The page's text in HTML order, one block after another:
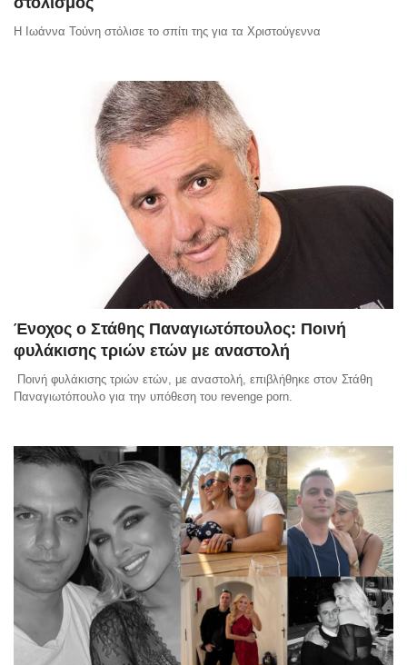
Η Ιωάννα Τούνη στόλισε το σπίτι της για τα Χριστούγεννα
Ένοχος ο Στάθης Παναγιωτόπουλος: Ποινή
φυλάκισης τριών ετών με αναστολή
Ποινή φυλάκισης τριών ετών, με αναστολή, επιβλήθηκε στον Στάθη
Παναγιωτόπουλο για την υπόθεση του revenge porn.